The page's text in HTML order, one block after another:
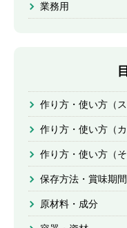
業務用
作り方・使い方（
作り方・使い方（
作り方・使い方（そ
保存方法・賞味期間
原材料・成分